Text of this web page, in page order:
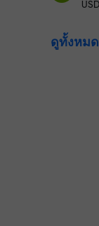
ที่
USD
ดูทั้งหมด